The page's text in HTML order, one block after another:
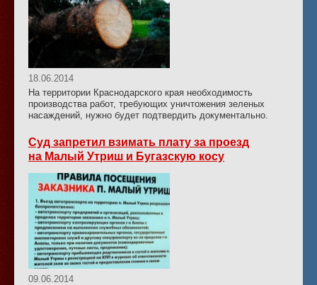
18.06.2014
На территории Краснодарского края необходимость
производства работ, требующих уничтожения зеленых
насаждений, нужно будет подтвердить документально.
Суд запретил взимать плату за проезд
на Малый Утриш и Бугазскую косу
09.06.2014